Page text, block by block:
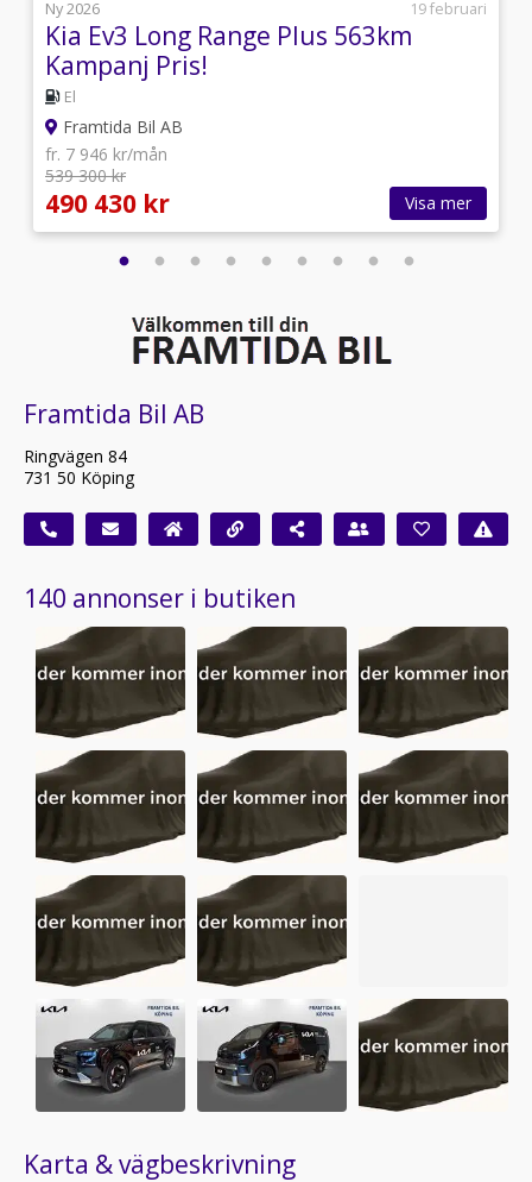
Ny 2026 19 februari
Kia Ev3 Long Range Plus 563km
Kampanj Pris!
El
Framtida Bil AB
fr. 7 946 kr/mån
539 300 kr
490 430 kr Visa mer
Framtida Bil AB
Ringvägen 84
731 50 Köping
140 annonser i butiken
Karta & vägbeskrivning